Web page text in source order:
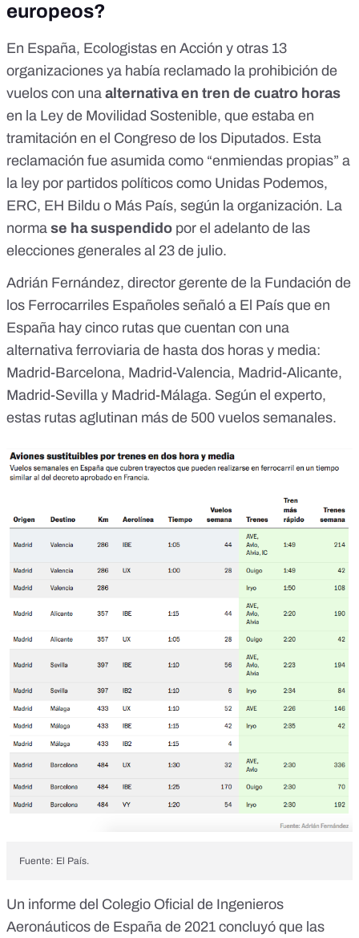
europeos?
En España, Ecologistas en Acción y otras 13
organizaciones ya había reclamado la prohibición de
vuelos con una alternativa en tren de cuatro horas
en la Ley de Movilidad Sostenible, que estaba en
tramitación en el Congreso de los Diputados. Esta
reclamación fue asumida como “enmiendas propias” a
la ley por partidos políticos como Unidas Podemos,
ERC, EH Bildu o Más País, según la organización. La
norma se ha suspendido por el adelanto de las
elecciones generales al 23 de julio.
Adrián Fernández, director gerente de la Fundación de
los Ferrocarriles Españoles señaló a El País que en
España hay cinco rutas que cuentan con una
alternativa ferroviaria de hasta dos horas y media:
Madrid-Barcelona, Madrid-Valencia, Madrid-Alicante,
Madrid-Sevilla y Madrid-Málaga. Según el experto,
estas rutas aglutinan más de 500 vuelos semanales.
Fuente: El País.
Un informe del Colegio Oficial de Ingenieros
Aeronáuticos de España de 2021 concluyó que las